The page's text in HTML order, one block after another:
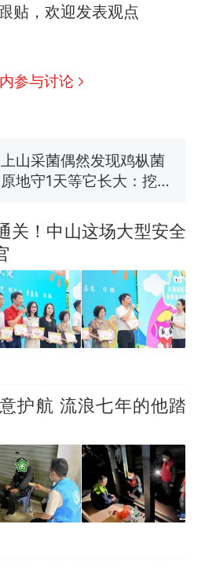
贴，欢迎发表观点
参与讨论
“全国小炒肉大王”称
朵
民钓获鲨鱼徒手将其拽
目击者直呼震惊 （视频
报
裁瓜子饺子，美国怕什
关！中山这场大型安全
护航 流浪七年的他踏